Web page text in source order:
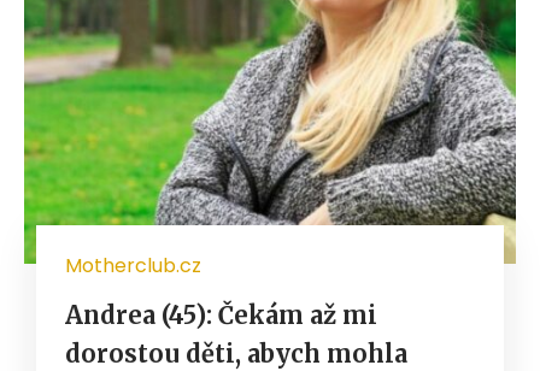
Motherclub.cz
Andrea (45): Čekám až mi
dorostou děti, abych mohla